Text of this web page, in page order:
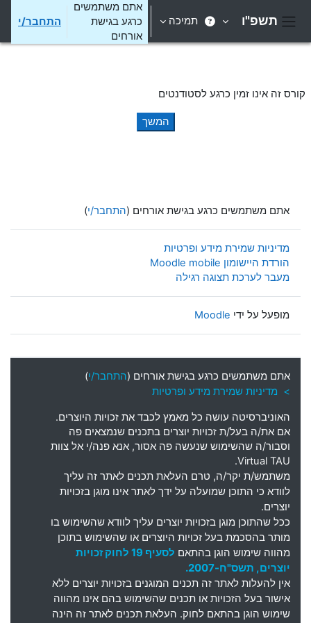
תשפ"ו תמיכה
אתם משתמשים
כרגע בגישת
אורחים
התחבר/י
קורס זה אינו זמין כרגע לסטודנטים
המשך
אתם משתמשים כרגע בגישת אורחים (התחבר/י)
מדיניות שמירת מידע ופרטיות
הורדת היישומון Moodle mobile
מעבר לערכת תצוגה רגילה
מופעל על ידי Moodle
אתם משתמשים כרגע בגישת אורחים (התחבר/י)
> מדיניות שמירת מידע ופרטיות
האוניברסיטה עושה כל מאמץ לכבד את זכויות היוצרים.
אם את/ה בעל/ת זכויות יוצרים בתכנים שנמצאים פה
וסבור/ה שהשימוש שנעשה פה אסור, אנא פנה/י אל צוות
Virtual TAU.
משתמש/ת יקר/ה, טרם העלאת תכנים לאתר זה עליך
לוודא כי התוכן שמועלה על ידך לאתר אינו מוגן בזכויות
יוצרים.
ככל שהתוכן מוגן בזכויות יוצרים עליך לוודא שהשימוש בו
מותר בהסכמת בעל זכויות היוצרים או שהשימוש בתוכן
מהווה שימוש הוגן בהתאם
לסעיף 19 לחוק זכויות
יוצרים, תשס"ח-2007.
אין להעלות לאתר זה תכנים המוגנים בזכויות יוצרים ללא
אישור בעל הזכויות או תכנים שהשימוש בהם אינו מהווה
שימוש הוגן בהתאם לחוק. העלאת תכנים לאתר זה הינה